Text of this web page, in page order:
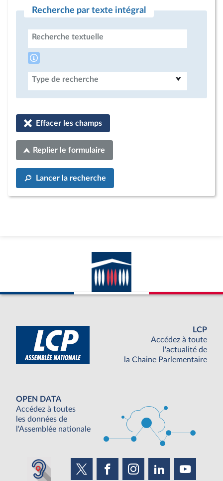
Recherche par texte intégral
Recherche textuelle
Type de recherche
Effacer les champs
Replier le formulaire
Lancer la recherche
LCP
Accédez à toute
l'actualité de
la Chaine Parlementaire
OPEN DATA
Accédez à toutes
les données de
l'Assemblée nationale